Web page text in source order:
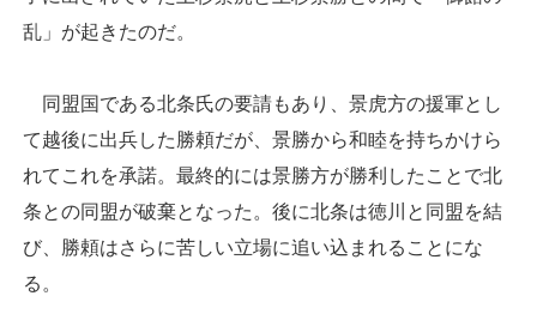
乱」が起きたのだ。
同盟国である北条氏の要請もあり、景虎方の援軍とし
て越後に出兵した勝頼だが、景勝から和睦を持ちかけら
れてこれを承諾。最終的には景勝方が勝利したことで北
条との同盟が破棄となった。後に北条は徳川と同盟を結
び、勝頼はさらに苦しい立場に追い込まれることにな
る。